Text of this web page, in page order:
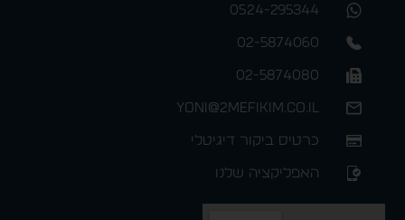
0524-295344
02-5874060
02-5874080
yoni@2mefikim.co.il
כרטיס ביקור דיגיטלי
האפליקציה שלנו